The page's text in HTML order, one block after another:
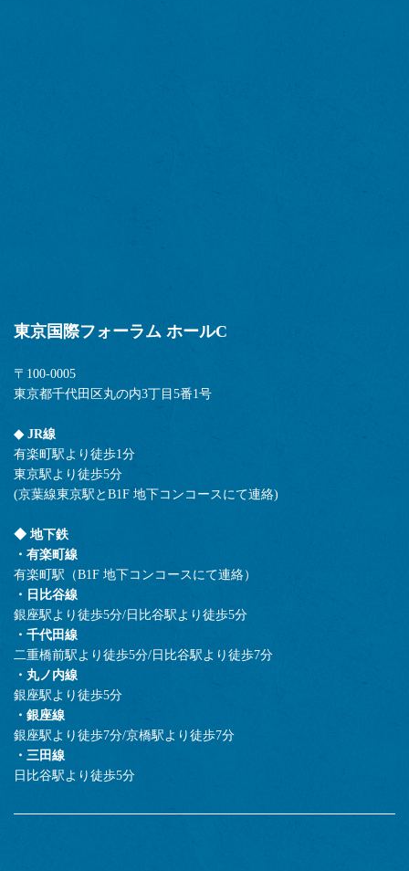
東京国際フォーラム ホールC
〒100-0005
東京都千代田区丸の内3丁目5番1号
◆ JR線
有楽町駅より徒歩1分
東京駅より徒歩5分
(京葉線東京駅とB1F 地下コンコースにて連絡)
◆ 地下鉄
・有楽町線
有楽町駅（B1F 地下コンコースにて連絡）
・日比谷線
銀座駅より徒歩5分/日比谷駅より徒歩5分
・千代田線
二重橋前駅より徒歩5分/日比谷駅より徒歩7分
・丸ノ内線
銀座駅より徒歩5分
・銀座線
銀座駅より徒歩7分/京橋駅より徒歩7分
・三田線
日比谷駅より徒歩5分